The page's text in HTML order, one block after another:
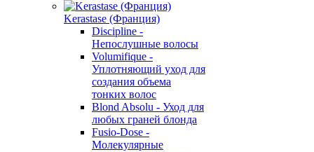
Kerastase (Франция)
Discipline -
Непослушные волосы
Volumifique -
Уплотняющий уход для
создания объема
тонких волос
Blond Absolu - Уход для
любых граней блонда
Fusio-Dose -
Молекулярные